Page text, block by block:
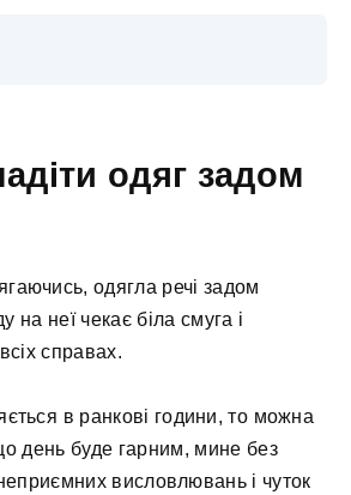
одяг задом
одягла речі задом
на неї чекає біла смуга і
справах.
в ранкові години, то можна
день буде гарним, мине без
висловлювань і чуток